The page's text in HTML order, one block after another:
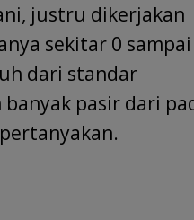
justru dikerjakan
sekitar 0 sampai
dari standar
pasir dari